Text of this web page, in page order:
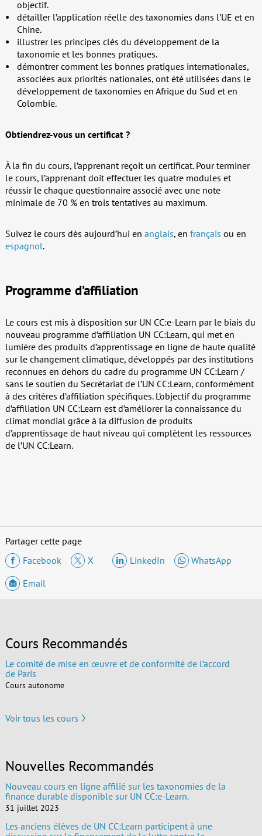
objectif.
détailler l’application réelle des taxonomies dans l’UE et en
Chine.
illustrer les principes clés du développement de la
taxonomie et les bonnes pratiques.
démontrer comment les bonnes pratiques internationales,
associées aux priorités nationales, ont été utilisées dans le
développement de taxonomies en Afrique du Sud et en
Colombie.
Obtiendrez-vous un certificat ?
À la fin du cours, l’apprenant reçoit un certificat. Pour terminer
le cours, l’apprenant doit effectuer les quatre modules et
réussir le chaque questionnaire associé avec une note
minimale de 70 % en trois tentatives au maximum.
Suivez le cours dès aujourd’hui en anglais, en français ou en
espagnol.
Programme d’affiliation
Le cours est mis à disposition sur UN CC:e-Learn par le biais du
nouveau programme d’affiliation UN CC:Learn, qui met en
lumière des produits d’apprentissage en ligne de haute qualité
sur le changement climatique, développés par des institutions
reconnues en dehors du cadre du programme UN CC:Learn /
sans le soutien du Secrétariat de l’UN CC:Learn, conformément
à des critères d’affiliation spécifiques. L’objectif du programme
d’affiliation UN CC:Learn est d’améliorer la connaissance du
climat mondial grâce à la diffusion de produits
d’apprentissage de haut niveau qui complètent les ressources
de l’UN CC:Learn.
Partager cette page
Facebook
X LinkedIn
WhatsApp
Email
Cours Recommandés
Le comité de mise en œuvre et de conformité de l’accord
de Paris
Cours autonome
Voir tous les cours
Nouvelles Recommandés
Nouveau cours en ligne affilié sur les taxonomies de la
finance durable disponible sur UN CC:e-Learn.
31 juillet 2023
Les anciens élèves de UN CC:Learn participent à une